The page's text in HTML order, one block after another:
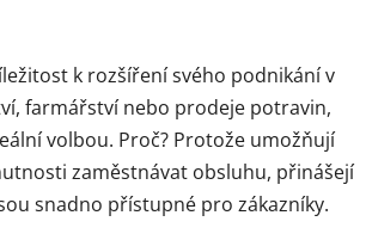
k rozšíření svého podnikání v
farmářství nebo prodeje potravin,
volbou. Proč? Protože umožňují
zaměstnávat obsluhu, přinášejí
snadno přístupné pro zákazníky.